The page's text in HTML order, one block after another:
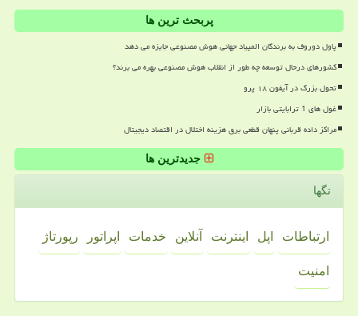
پربحث ترین ها
پاول دوروف به برندگان المپیاد جهانی هوش مصنوعی جایزه می دهد
کشورهای درحال توسعه چه طور از انقلاب هوش مصنوعی بهره می برند؟
تحول بزرگ در آیفون ۱۸ پرو
غول های 1 ترابایتی بازار
مراکز داده قربانی پنهان قطعی برق هزینه اختلال در اقتصاد دیجیتال
جدیدترین ها
تگها
ارتباطات اپل اینترنت آنلاین خدمات اپراتور رپورتاژ
امنیت